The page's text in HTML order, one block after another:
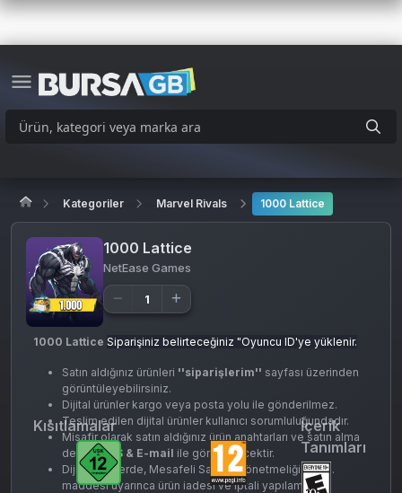
Kategoriler Marvel Rivals 1000 Lattice
1000 Lattice
NetEase Games
1000 Lattice Siparişiniz belirteceğiniz "Oyuncu ID'ye yüklenir.
Satın aldığınız ürünleri ''siparişlerim'' sayfası üzerinden
görüntüleyebilirsiniz.
Dijital ürünler kargo veya posta yolu ile gönderilmez.
Teslim edilen dijital ürünler kullanıcı sorumluluğundadır.
Misafir olarak satın aldığınız ürün anahtarları ve satın alma
detayıSMS & E-mail ile gönderilecektir.
Dijital ürünlerde, Mesafeli Satışlar Yönetmeliği’nin 15.
maddesi uyarınca ürün iadesi ve iptali yapılamaz.
Kısıtlamalar
İçerik
Tanımları